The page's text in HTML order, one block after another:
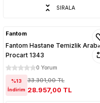
SIRALA
Fantom
Fantom Hastane Temizlik
Procart 1343
0 Yorum
%13
İndirim
33.301,00 TL
28.957,00 TL